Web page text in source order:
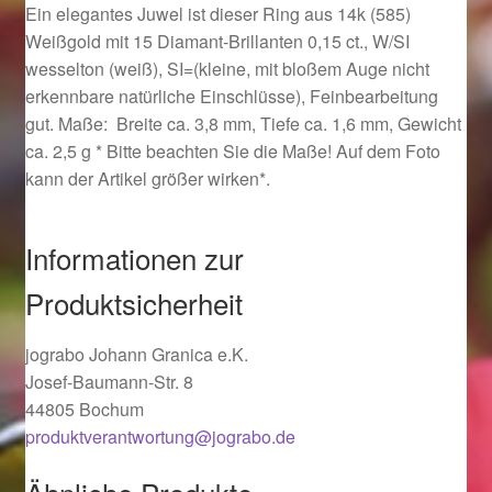
Ostergeschenke finden für Ostern 2019
Ostergeschenke finden für Ostern 2020
Ostergeschenke finden für Ostern 2021
Partner
Shop
Startseite
Startseite
Ein elegantes Juwel ist dieser Ring aus 14k (585)
Weißgold mit 15 Diamant-Brillanten 0,15 ct., W/SI
wesselton (weiß), SI=(kleine, mit bloßem Auge nicht
erkennbare natürliche Einschlüsse), Feinbearbeitung
gut. Maße: Breite ca. 3,8 mm, Tiefe ca. 1,6 mm, Gewicht
ca. 2,5 g * Bitte beachten Sie die Maße! Auf dem Foto
kann der Artikel größer wirken*.
Informationen zur
Produktsicherheit
jograbo Johann Granica e.K.
Josef-Baumann-Str. 8
44805 Bochum
produktverantwortung@jograbo.de